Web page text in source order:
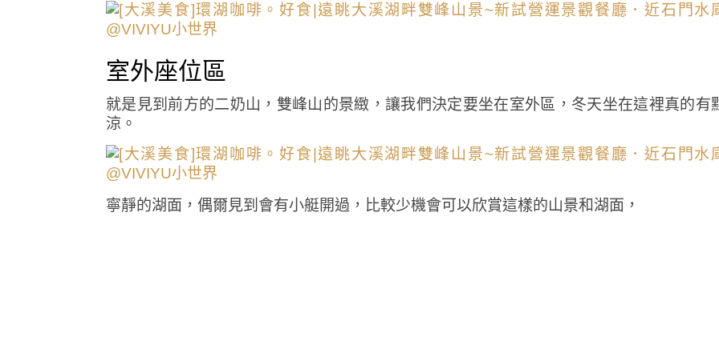
室外座位區
就是見到前方的二奶山，雙峰山的景緻，讓我們決定要坐在室外區，冬天坐在這裡真的有
涼。
寧靜的湖面，偶爾見到會有小艇開過，比較少機會可以欣賞這樣的山景和湖面，